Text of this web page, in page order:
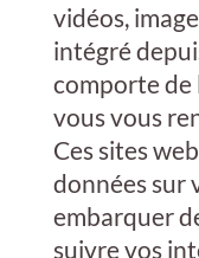
vidéos,
intégré
comporte de
vous vous
Ces sites
données sur
embarquer
suivre vos